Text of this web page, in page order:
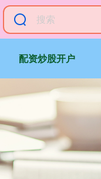
配资炒股开户